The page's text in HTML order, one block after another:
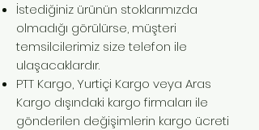
İstediğiniz ürünün stoklarımızda
olmadığı görülürse, müşteri
temsilcilerimiz size telefon ile
ulaşacaklardır.
PTT Kargo, Yurtiçi Kargo veya Aras
Kargo dışındaki kargo firmaları ile
gönderilen değişimlerin kargo ücreti